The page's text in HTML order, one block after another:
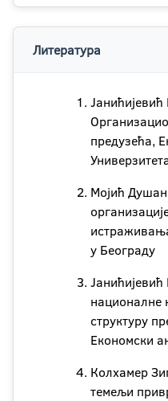
Литература
предузећа,
Мојић
у Београду
националне
структуру
Економски
Колхамер
темељи